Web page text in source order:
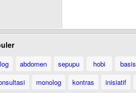
abdomen sepupu hobi basis
monolog kontras inisiatif